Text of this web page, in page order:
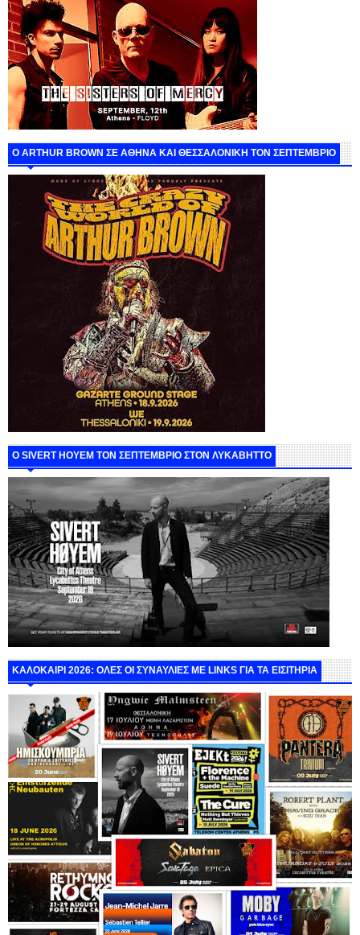
O ARTHUR BROWN ΣΕ ΑΘΗΝΑ ΚΑΙ ΘΕΣΣΑΛΟΝΙΚΗ ΤΟΝ ΣΕΠΤΕΜΒΡΙΟ
Ο SIVERT HOYEM ΤΟΝ ΣΕΠΤΕΜΒΡΙΟ ΣΤΟΝ ΛΥΚΑΒΗΤΤΟ
ΚΑΛΟΚΑΙΡΙ 2026: ΟΛΕΣ ΟΙ ΣΥΝΑΥΛΙΕΣ ΜΕ LINKS ΓΙΑ ΤΑ ΕΙΣΙΤΗΡΙΑ